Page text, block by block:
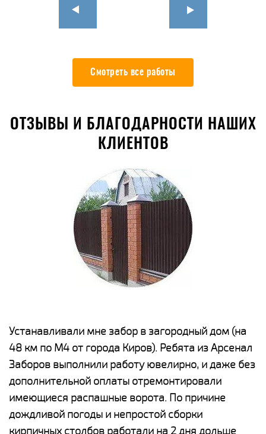
Смотреть все работы
ОТЗЫВЫ И БЛАГОДАРНОСТИ НАШИХ
КЛИЕНТОВ
Устанавливали мне забор в загородный дом (на
48 км по М4 от города Киров). Ребята из Арсенал
Заборов выполнили работу ювелирно, и даже без
дополнительной оплаты отремонтировали
имеющиеся распашные ворота. По причине
дождливой погоды и непростой сборки
кирпичных столбов работали на 2 дня дольше